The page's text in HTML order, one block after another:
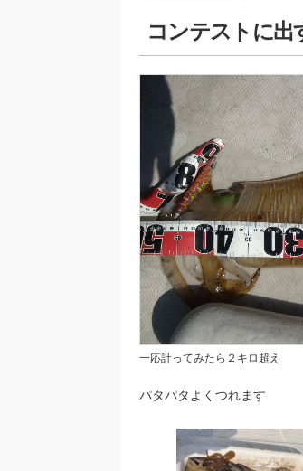
コンテストに
一応計ってみたら２キロ超え
パタパタよくつれます